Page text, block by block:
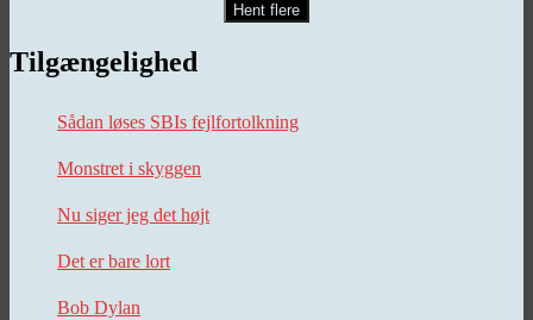
Hent flere
Tilgængelighed
Sådan løses SBIs fejlfortolkning
Monstret i skyggen
Nu siger jeg det højt
Det er bare lort
Bob Dylan